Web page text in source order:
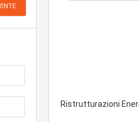
Ristrutturazioni